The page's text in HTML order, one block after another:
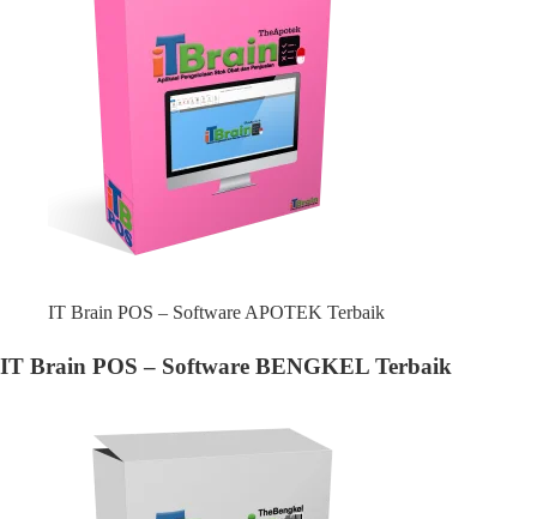
IT Brain POS – Software APOTEK Terbaik
IT Brain POS – Software BENGKEL Terbaik